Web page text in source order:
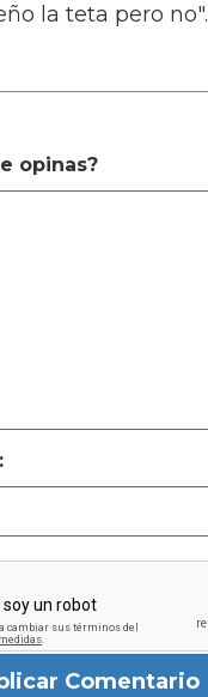
la teta pero no".
opinas?
Comentario